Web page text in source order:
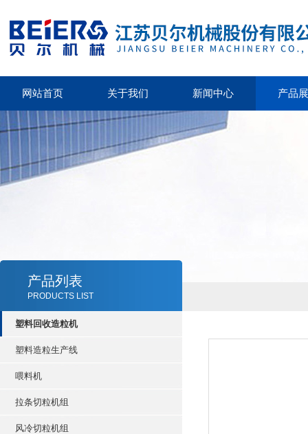
网站首页 关于我们 新闻中心 产品
产品列表
PRODUCTS LIST
塑料回收造粒机
塑料造粒生产线
喂料机
拉条切粒机组
风冷切粒机组